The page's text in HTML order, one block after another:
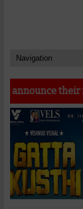
their next film